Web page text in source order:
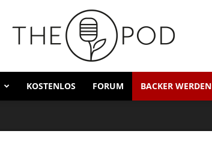
KOSTENLOS FORUM BACKER WERDEN